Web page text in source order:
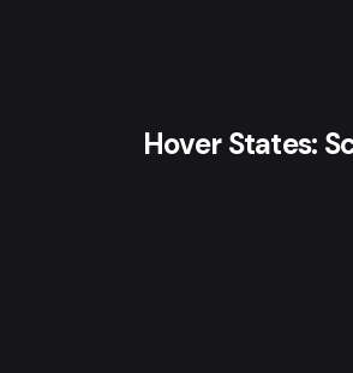
Hover States: